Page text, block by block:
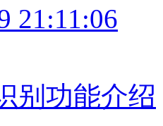
21:11:06
别功能介绍